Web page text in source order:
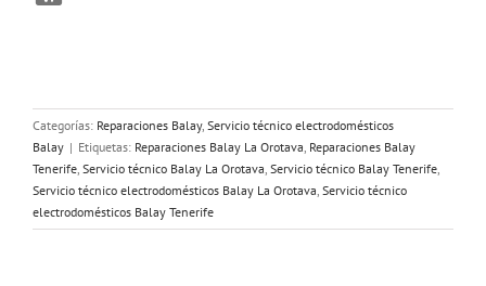
Categorías: Reparaciones Balay, Servicio técnico electrodomésticos
Balay | Etiquetas: Reparaciones Balay La Orotava, Reparaciones Balay
Tenerife, Servicio técnico Balay La Orotava, Servicio técnico Balay Tenerife,
Servicio técnico electrodomésticos Balay La Orotava, Servicio técnico
electrodomésticos Balay Tenerife